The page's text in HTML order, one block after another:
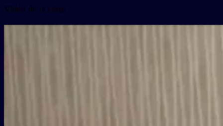
Vidéo de la carte